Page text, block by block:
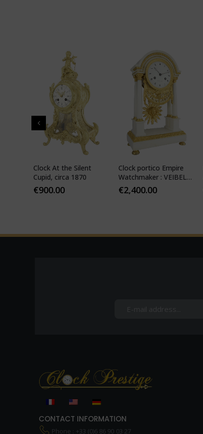
Clock At the Silent
Cupid, circa 1870
€900.00
Clock portico Empire
Watchmaker : VEIBEL
1810
€2,400.00
CONTACT INFORMATION
Phone : +33 (0)6 86 90 03 27